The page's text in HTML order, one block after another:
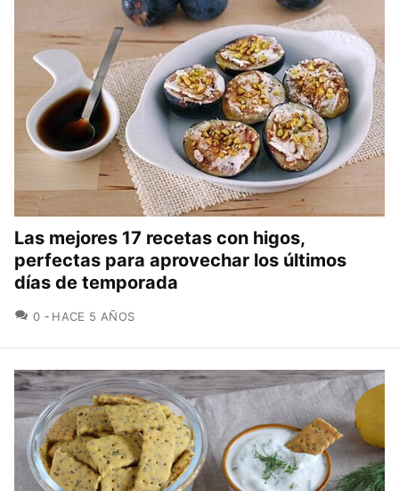
Las mejores 17 recetas con higos,
perfectas para aprovechar los últimos
días de temporada
0 COMENTARIOS
HACE 5 AÑOS